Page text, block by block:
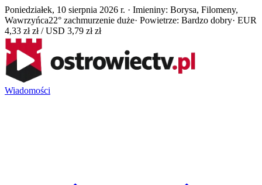
Poniedziałek, 10 sierpnia 2026 r. · Imieniny: Borysa, Filomeny,
Wawrzyńca22° zachmurzenie duże· Powietrze: Bardzo dobry· EUR
4,33 zł zł / USD 3,79 zł zł
Wiadomości